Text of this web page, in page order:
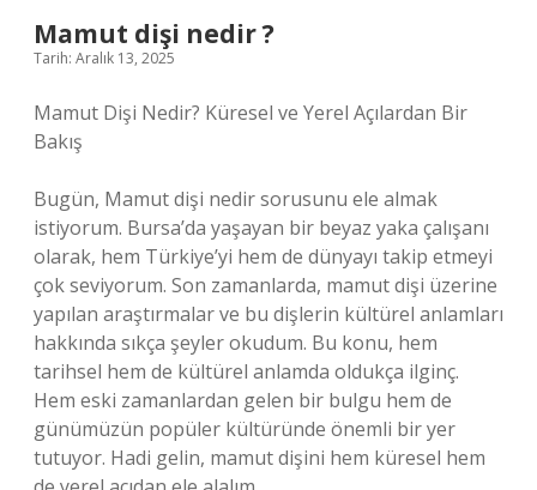
Mamut dişi nedir ?
Tarih: Aralık 13, 2025
Mamut Dişi Nedir? Küresel ve Yerel Açılardan Bir
Bakış
Bugün, Mamut dişi nedir sorusunu ele almak
istiyorum. Bursa’da yaşayan bir beyaz yaka çalışanı
olarak, hem Türkiye’yi hem de dünyayı takip etmeyi
çok seviyorum. Son zamanlarda, mamut dişi üzerine
yapılan araştırmalar ve bu dişlerin kültürel anlamları
hakkında sıkça şeyler okudum. Bu konu, hem
tarihsel hem de kültürel anlamda oldukça ilginç.
Hem eski zamanlardan gelen bir bulgu hem de
günümüzün popüler kültüründe önemli bir yer
tutuyor. Hadi gelin, mamut dişini hem küresel hem